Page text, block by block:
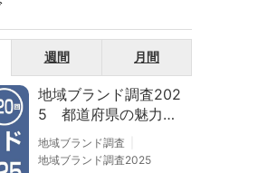
週間 月間
地域ブランド調査202
5 都道府県の魅力度
等調査結果
地域ブランド調査
地域ブランド調査2025